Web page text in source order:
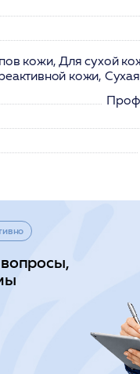
кожи, Для сухой
кожи,